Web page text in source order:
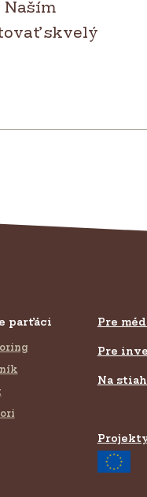
Naším
skvelý
parťáci Pre
Pre
Na